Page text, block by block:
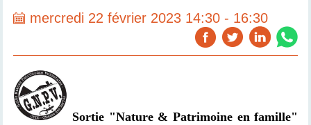
mercredi 22 février 2023 14:30 - 16:30
Sortie "Nature & Patrimoine en famille"